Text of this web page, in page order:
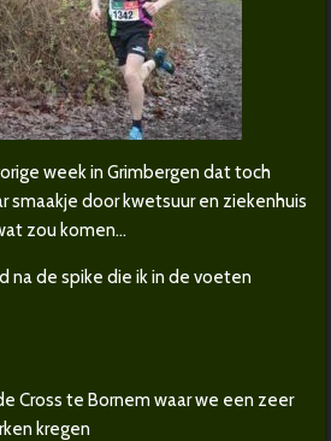
week in Grimbergen dat toch
smaakje door kwetsuur en ziekenhuis
zou komen...
na de spike die ik in de voeten
Cross te Bornem waar we een zeer
kregen